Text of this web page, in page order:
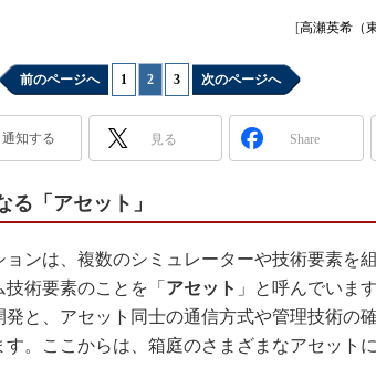
日本ものづくりワールド
産業オープンネット展
車載ソフト開発
ISO26262
無償設計ツール
3Dプリンタ
デジタルツインとCAE
イノベーション
製造業ビッグデータ
メイドインジャパン
[高瀬英希（
前のページへ 1 2 3 次のページへ
通知する 見る Share
る「アセット」
ンは、複数のシミュレーターや技術要素を
術要素のことを「 アセット 」と呼んでいま
と、アセット同士の通信方式や管理技術の
。ここからは、箱庭のさまざまなアセット